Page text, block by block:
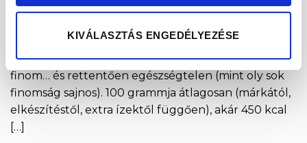
KIVÁLASZTÁS ENGEDÉLYEZÉSE
hagyományosan cukorból, vajból és tejből készül,
töltve és ízesítve (kakaóval, gyümölccsel, likőrökkel
vagy whisky-vel…) egyaránt árulják. Rettentően
finom… és rettentően egészségtelen (mint oly sok
finomság sajnos). 100 grammja átlagosan (márkától,
elkészítéstől, extra ízektől függően), akár 450 kcal
[…]